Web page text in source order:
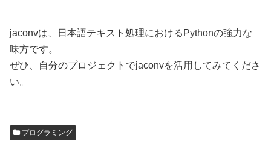
jaconvは、日本語テキスト処理におけるPythonの強力な
味方です。
ぜひ、自分のプロジェクトでjaconvを活用してみてくださ
い。
プログラミング